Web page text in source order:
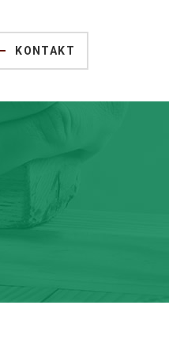
KONTAKT